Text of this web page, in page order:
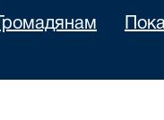
Громадянам